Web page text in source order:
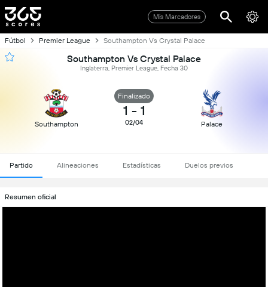
Mis Marcadores
Fútbol Premier League Southampton Vs Crystal Palace
Southampton Vs Crystal Palace
Inglaterra, Premier League, Fecha 30
Southampton
Finalizado
1 - 1
02/04 Palace
Partido Alineaciones Estadísticas Duelos previos
Resumen oficial